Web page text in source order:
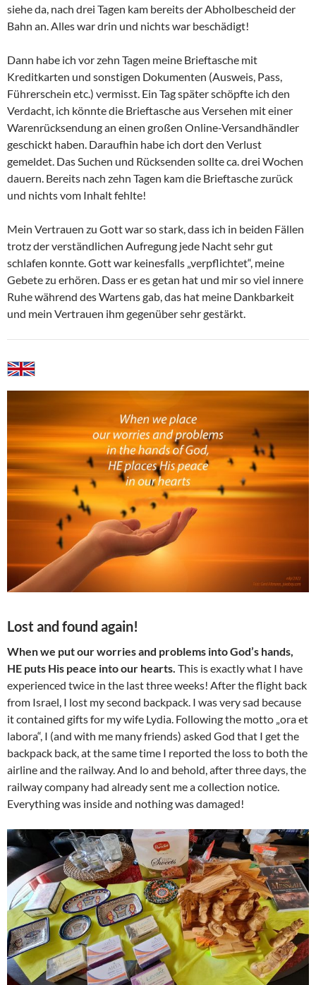
siehe da, nach drei Tagen kam bereits der Abholbescheid der
Bahn an. Alles war drin und nichts war beschädigt!
Dann habe ich vor zehn Tagen meine Brieftasche mit
Kreditkarten und sonstigen Dokumenten (Ausweis, Pass,
Führerschein etc.) vermisst. Ein Tag später schöpfte ich den
Verdacht, ich könnte die Brieftasche aus Versehen mit einer
Warenrücksendung an einen großen Online-Versandhändler
geschickt haben. Daraufhin habe ich dort den Verlust
gemeldet. Das Suchen und Rücksenden sollte ca. drei Wochen
dauern. Bereits nach zehn Tagen kam die Brieftasche zurück
und nichts vom Inhalt fehlte!
Mein Vertrauen zu Gott war so stark, dass ich in beiden Fällen
trotz der verständlichen Aufregung jede Nacht sehr gut
schlafen konnte. Gott war keinesfalls „verpflichtet“, meine
Gebete zu erhören. Dass er es getan hat und mir so viel innere
Ruhe während des Wartens gab, das hat meine Dankbarkeit
und mein Vertrauen ihm gegenüber sehr gestärkt.
Lost and found again!
When we put our worries and problems into God’s hands,
HE puts His peace into our hearts. This is exactly what I have
experienced twice in the last three weeks! After the flight back
from Israel, I lost my second backpack. I was very sad because
it contained gifts for my wife Lydia. Following the motto „ora et
labora“, I (and with me many friends) asked God that I get the
backpack back, at the same time I reported the loss to both the
airline and the railway. And lo and behold, after three days, the
railway company had already sent me a collection notice.
Everything was inside and nothing was damaged!